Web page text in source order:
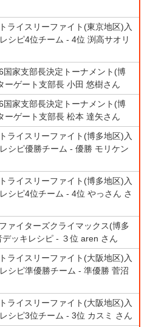
ライスリーファイト(東京地区)入
シピ4位チーム - 4位 渕高サオリ
国家支部長決定トーナメント(博
ーゲート支部長 小田 悠樹さん
国家支部長決定トーナメント(博
ーゲート支部長 松本 達矢さん
ライスリーファイト(博多地区)入
シピ優勝チーム - 優勝 モリケン
ライスリーファイト(博多地区)入
シピ4位チーム - 4位 やっさん さ
ァイターズクライマックス(博多
ッキレシピ - ３位 aren さん
ライスリーファイト(大阪地区)入
シピ準優勝チーム - 準優勝 菅沼
ライスリーファイト(大阪地区)入
シピ3位チーム - 3位 カスミ さん